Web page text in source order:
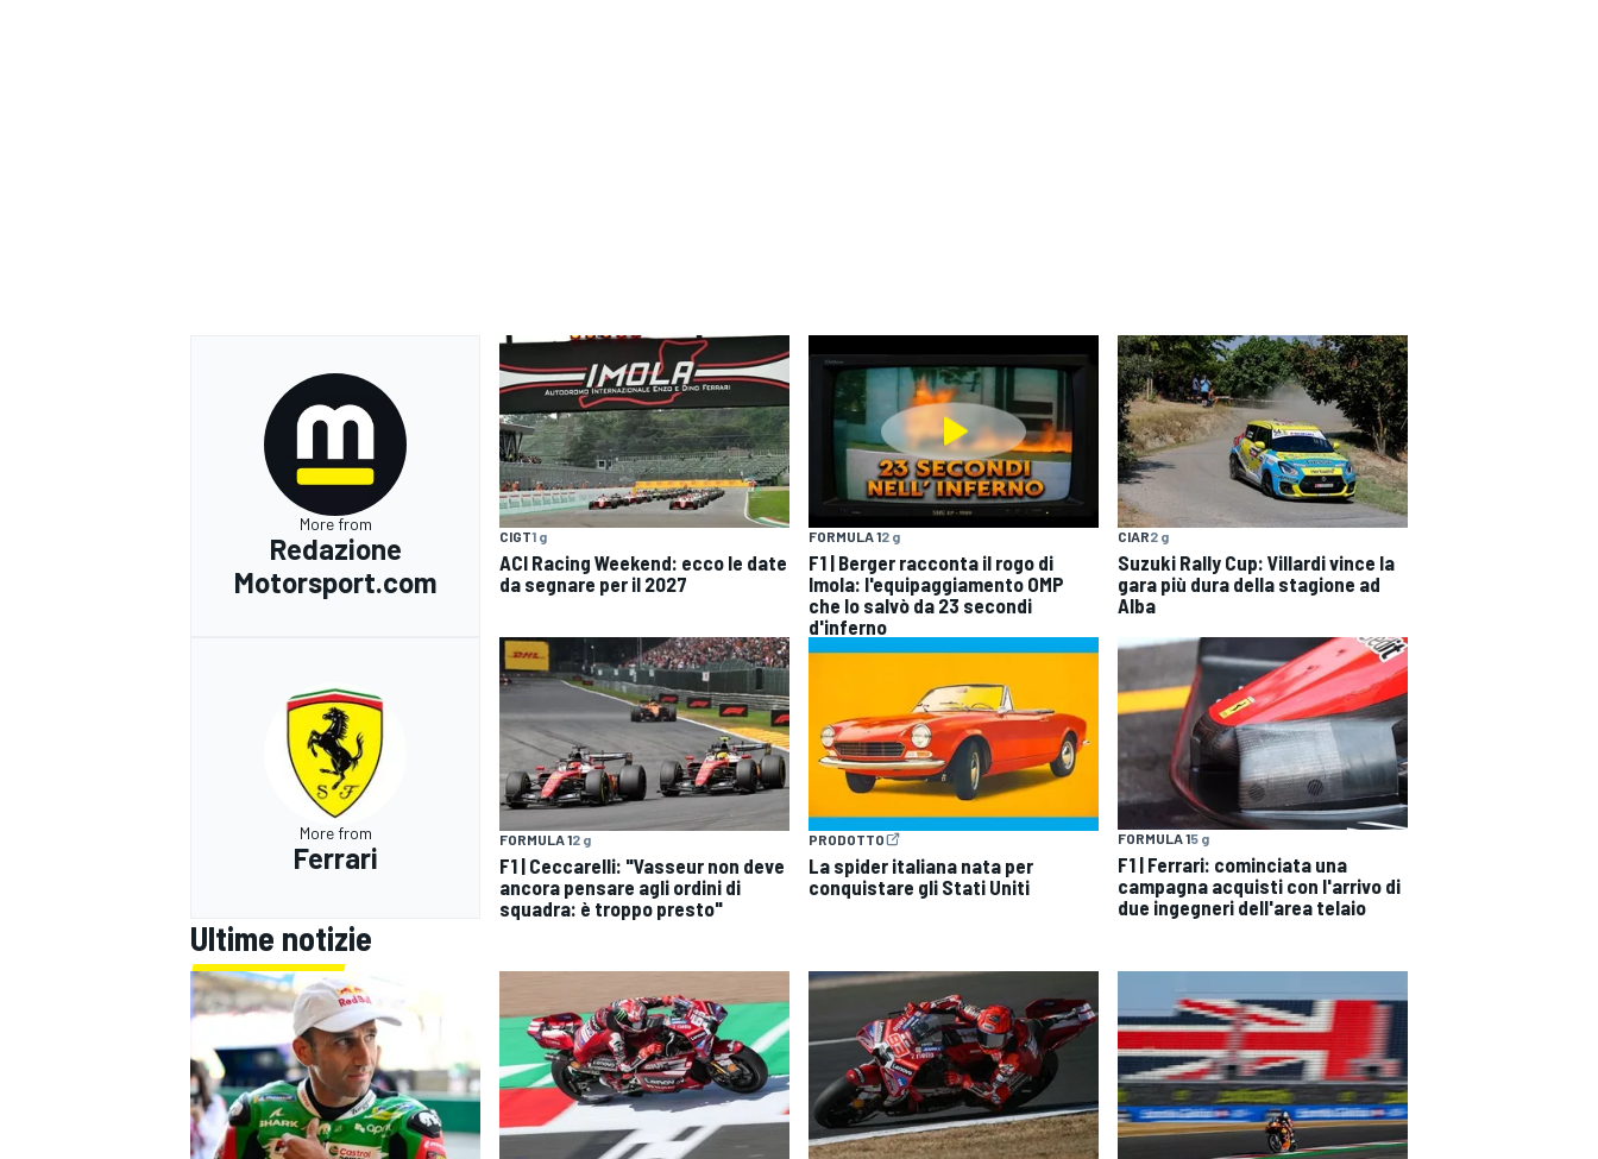
More from
Redazione
Motorsport.com
CIGT1 g
ACI Racing Weekend: ecco le date
da segnare per il 2027
FORMULA 12 g
F1 | Berger racconta il rogo di
Imola: l'equipaggiamento OMP
che lo salvò da 23 secondi
d'inferno
CIAR2 g
Suzuki Rally Cup: Villardi vince la
gara più dura della stagione ad
Alba
More from
Ferrari
FORMULA 12 g
F1 | Ceccarelli: "Vasseur non deve
ancora pensare agli ordini di
squadra: è troppo presto"
PRODOTTO
La spider italiana nata per
conquistare gli Stati Uniti
FORMULA 15 g
F1 | Ferrari: cominciata una
campagna acquisti con l'arrivo di
due ingegneri dell'area telaio
Ultime notizie